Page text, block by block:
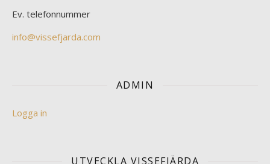
Ev. telefonnummer
info@vissefjarda.com
ADMIN
Logga in
UTVECKLA VISSEFJÄRDA